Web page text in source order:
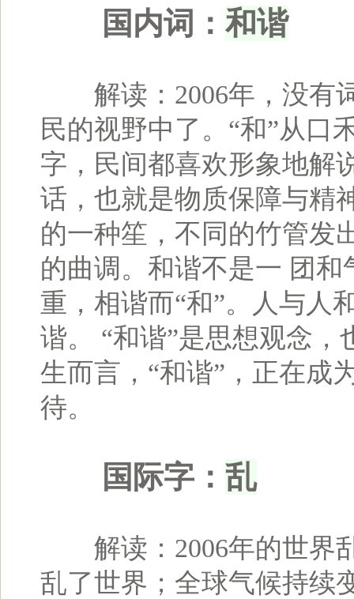
国内词： 和谐
解读：2006年，没有词
民的视野中了。“和”从口
字，民间都喜欢形象地解
话，也就是物质保障与精
的一种笙，不同的竹管发
的曲调。和谐不是一 团和
重，相谐而“和”。人与人
谐。 “和谐”是思想观念
生而言，“和谐”，正在成
待。
国际字： 乱
解读：2006年的世界
乱了世界；全球气候持续